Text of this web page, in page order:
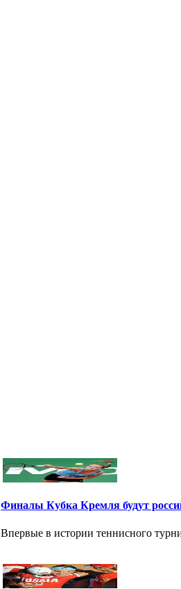
Финалы Кубка Кремля будут
Впервые в истории теннисного